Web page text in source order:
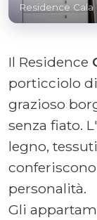
Residence
Il Residence
porticciolo
grazioso
senza fiato.
legno,
personalità.
Gli